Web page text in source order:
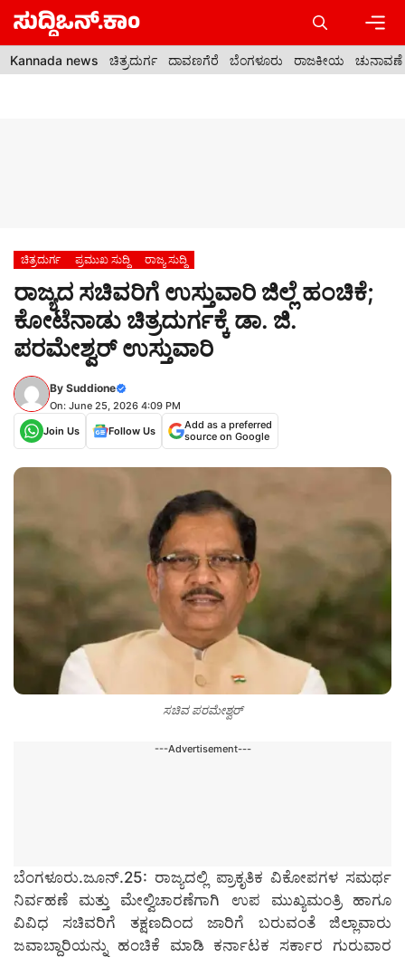
Skip
content
Kannada news ಚಿತ್ರದುರ್ಗ ದಾವಣಗೆರೆ ಬೆಂಗಳೂರು ರಾಜಕೀಯ ಚುನಾವಣೆ
ಚಿತ್ರದುರ್ಗ ಪ್ರಮುಖ ಸುದ್ದಿ ರಾಜ್ಯ ಸುದ್ದಿ
ರಾಜ್ಯದ ಸಚಿವರಿಗೆ ಉಸ್ತುವಾರಿ ಜಿಲ್ಲೆ ಹಂಚಿಕೆ;
ಕೋಟೆನಾಡು ಚಿತ್ರದುರ್ಗಕ್ಕೆ ಡಾ. ಜಿ.
ಪರಮೇಶ್ವರ್ ಉಸ್ತುವಾರಿ
By Suddione
On: June 25, 2026 4:09 PM
Join Us
Follow Us
Add as a preferred
source on Google
ಸಚಿವ ಪರಮೇಶ್ವರ್
---Advertisement---
ಬೆಂಗಳೂರು.ಜೂನ್.25: ರಾಜ್ಯದಲ್ಲಿ ಪ್ರಾಕೃತಿಕ ವಿಕೋಪಗಳ ಸಮರ್ಥ
ನಿರ್ವಹಣೆ ಮತ್ತು ಮೇಲ್ವಿಚಾರಣೆಗಾಗಿ ಉಪ ಮುಖ್ಯಮಂತ್ರಿ ಹಾಗೂ
ವಿವಿಧ ಸಚಿವರಿಗೆ ತಕ್ಷಣದಿಂದ ಜಾರಿಗೆ ಬರುವಂತೆ ಜಿಲ್ಲಾವಾರು
ಜವಾಬ್ದಾರಿಯನ್ನು ಹಂಚಿಕೆ ಮಾಡಿ ಕರ್ನಾಟಕ ಸರ್ಕಾರ ಗುರುವಾರ